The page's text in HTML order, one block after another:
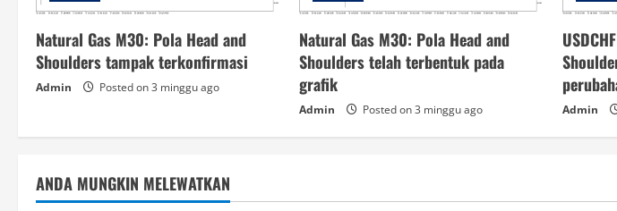
Natural Gas M30: Pola Head and
Shoulders tampak terkonfirmasi
Admin Posted on 3 minggu ago
Natural Gas M30: Pola Head and
Shoulders telah terbentuk pada
grafik
Admin Posted on 3 minggu ago Admin
ANDA MUNGKIN MELEWATKAN